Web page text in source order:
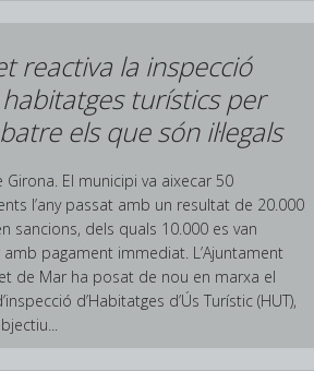
reactiva la inspecció
turístics per
els que són il·legals
Girona. El municipi va aixecar 50
l’any passat amb un resultat de 20.000
sancions, dels quals 10.000 es van
pagament immediat. L’Ajuntament
de Mar ha posat de nou en marxa el
d’Habitatges d’Ús Turístic (HUT),